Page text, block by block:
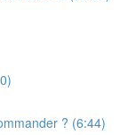
? (6:44)